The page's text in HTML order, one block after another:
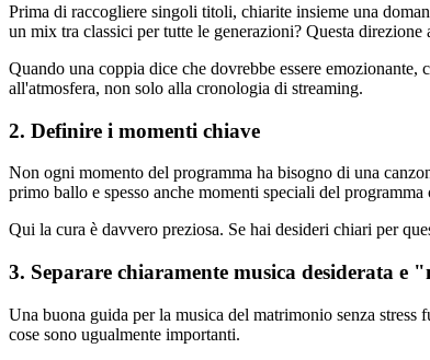
Prima di raccogliere singoli titoli, chiarite insieme una
un mix tra classici per tutte le generazioni? Questa
Quando una coppia dice che dovrebbe essere
all'atmosfera, non solo alla cronologia di streaming.
2. Definire i momenti chiave
Non ogni momento del programma ha bisogno di una
primo ballo e spesso anche momenti speciali del
Qui la cura è davvero preziosa. Se hai desideri chiari per
3. Separare chiaramente musica desiderata e
Una buona guida per la musica del matrimonio senza stress
cose sono ugualmente importanti.